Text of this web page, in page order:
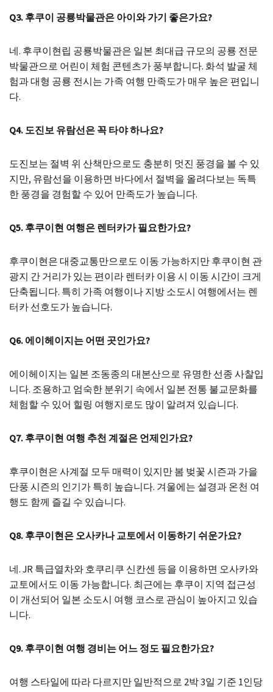
Q3. 후쿠이 공룡박물관은 아이와 가기 좋은가요?
네. 후쿠이현립 공룡박물관은 일본 최대급 규모의 공룡 전문
박물관으로 어린이 체험 콘텐츠가 풍부합니다. 화석 발굴 체
험과 대형 공룡 전시는 가족 여행 만족도가 매우 높은 편입니
다.
Q4. 도진보 유람선은 꼭 타야 하나요?
도진보는 절벽 위 산책만으로도 충분히 멋진 풍경을 볼 수 있
지만, 유람선을 이용하면 바다에서 절벽을 올려다보는 독특
한 풍경을 경험할 수 있어 만족도가 높습니다.
Q5. 후쿠이현 여행은 렌터카가 필요한가요?
후쿠이현은 대중교통만으로도 이동 가능하지만 후쿠이현 관
광지 간 거리가 있는 편이라 렌터카 이용 시 이동 시간이 크게
단축됩니다. 특히 가족 여행이나 지방 소도시 여행에서는 렌
터카 선호도가 높습니다.
Q6. 에이헤이지는 어떤 곳인가요?
에이헤이지는 일본 조동종의 대본산으로 유명한 선종 사찰입
니다. 조용하고 엄숙한 분위기 속에서 일본 전통 불교문화를
체험할 수 있어 힐링 여행지로도 많이 알려져 있습니다.
Q7. 후쿠이현 여행 추천 계절은 언제인가요?
후쿠이현은 사계절 모두 매력이 있지만 봄 벚꽃 시즌과 가을
단풍 시즌의 인기가 특히 높습니다. 겨울에는 설경과 온천 여
행도 함께 즐길 수 있습니다.
Q8. 후쿠이현은 오사카나 교토에서 이동하기 쉬운가요?
네. JR 특급열차와 호쿠리쿠 신칸센 등을 이용하면 오사카와
교토에서도 이동 가능합니다. 최근에는 후쿠이 지역 접근성
이 개선되어 일본 소도시 여행 코스로 관심이 높아지고 있습
니다.
Q9. 후쿠이현 여행 경비는 어느 정도 필요한가요?
여행 스타일에 따라 다르지만 일반적으로 2박 3일 기준 1인당